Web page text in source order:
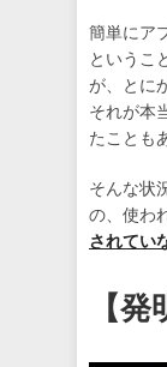
簡単にア
というこ
が、とに
それが本
たことも
そんな状
の、使わ
されてい
【